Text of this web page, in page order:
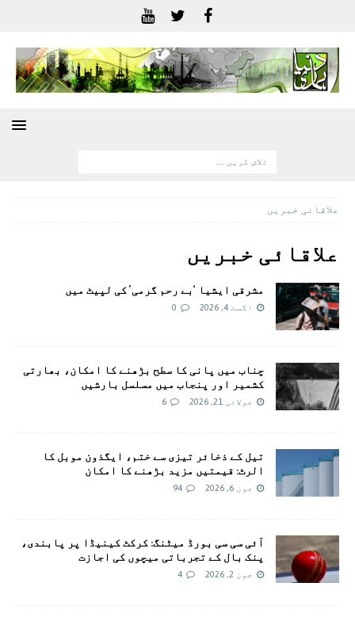
علاقائی خبريں
علاقائی خبريں
مشرقی ایشیا ‘بے رحم گرمی’ کی لپیٹ میں
اگست 4, 2026 0
چناب میں پانی کا سطح بڑھنے کا امکان، بھارتی
کشمیر اور پنجاب میں مسلسل بارشیں
جولائی 21, 2026 6
تیل کے ذخائر تیزی سے ختم، ایگذون موبل کا
الرٹ: قیمتیں مزید بڑھنے کا امکان
جون 6, 2026 94
آئی سی سی بورڈ میٹنگ: کرکٹ کینیڈا پر پابندی،
پنک بال کے تجرباتی میچوں کی اجازت
جون 2, 2026 4